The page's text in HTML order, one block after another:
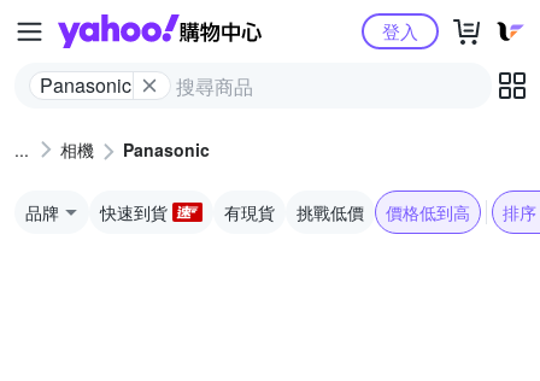
Yahoo購物中心
Panasonic
登入
相機 Panasonic
品牌 快速到貨 有現貨 挑戰低價 價格低到高 排序